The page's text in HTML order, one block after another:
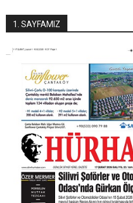
1. SAYFAMIZ